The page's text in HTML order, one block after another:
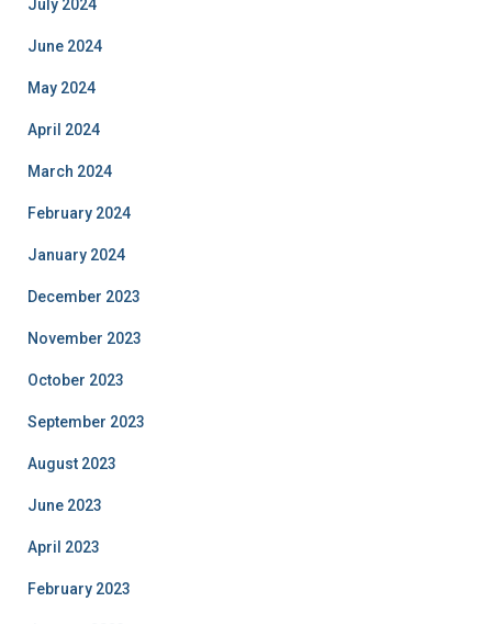
July 2024
June 2024
May 2024
April 2024
March 2024
February 2024
January 2024
December 2023
November 2023
October 2023
September 2023
August 2023
June 2023
April 2023
February 2023